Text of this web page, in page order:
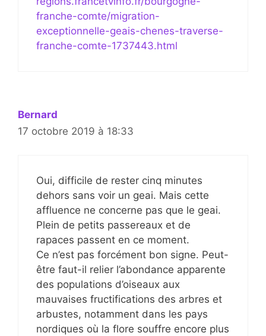
franche-comte/migration-
exceptionnelle-geais-chenes-traverse-
franche-comte-1737443.html
Bernard
17 octobre 2019 à 18:33
Oui, difficile de rester cinq minutes
dehors sans voir un geai. Mais cette
affluence ne concerne pas que le geai.
Plein de petits passereaux et de
rapaces passent en ce moment.
Ce n’est pas forcément bon signe. Peut-
être faut-il relier l’abondance apparente
des populations d’oiseaux aux
mauvaises fructifications des arbres et
arbustes, notamment dans les pays
nordiques où la flore souffre encore plus